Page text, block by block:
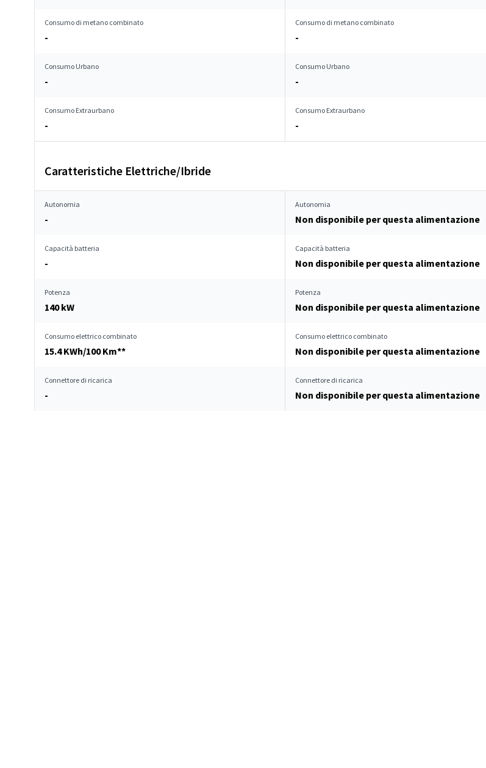
Consumo di metano combinato
-
Consumo di metano combinato
-
Consumo Urbano
-
Consumo Urbano
-
Consumo Extraurbano
-
Consumo Extraurbano
-
Caratteristiche Elettriche/Ibride
Autonomia
-
Autonomia
Non disponibile per questa alimentazione
Capacità batteria
-
Capacità batteria
Non disponibile per questa alimentazione
Potenza
140 kW
Potenza
Non disponibile per questa alimentazione
Consumo elettrico combinato
15.4 KWh/100 Km**
Consumo elettrico combinato
Non disponibile per questa alimentazione
Connettore di ricarica
-
Connettore di ricarica
Non disponibile per questa alimentazione